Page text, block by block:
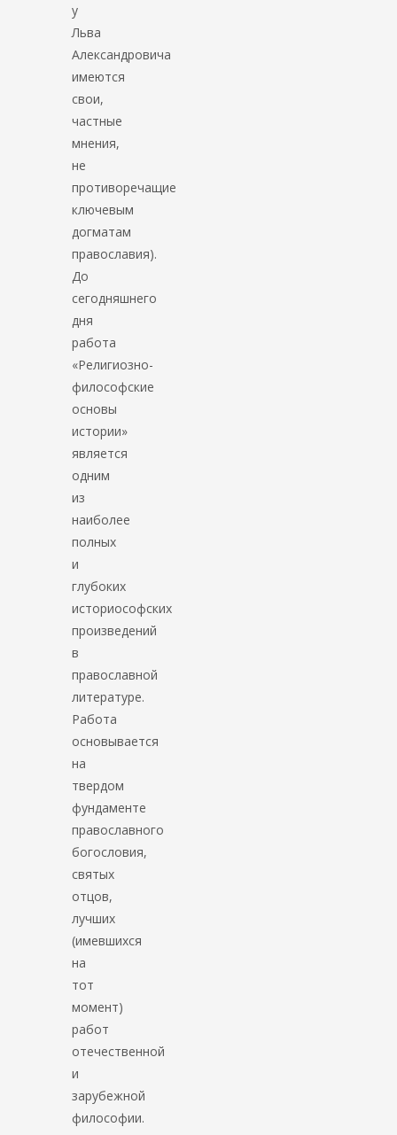
у
Льва
Александровича
имеются
свои,
частные
мнения,
не
противоречащие
ключевым
догматам
православия).
До
сегодняшнего
дня
работа
«Религиозно-
философские
основы
истории»
является
одним
из
наиболее
полных
и
глубоких
историософских
произведений
в
православной
литературе.
Работа
основывается
на
твердом
фундаменте
православного
богословия,
святых
отцов,
лучших
(имевшихся
на
тот
момент)
работ
отечественной
и
зарубежной
философии.